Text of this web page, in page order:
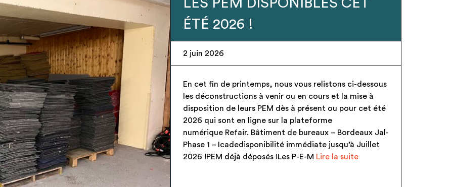
Urgence – Candélabres
recherchent Preneurs !
28 mai 2026
– Espace public – Candélabres neufs (voir la page
produit)disponibilité immédiate jusqu’au 15/06/2026 !!!
PEM neufs et jamais posés ! Les P-E-M sont cédés
gratuitement via une convention de DON (remise et
signée au moment de la reprise) PEM disponibles : –
Candélabre KUMA (7u)